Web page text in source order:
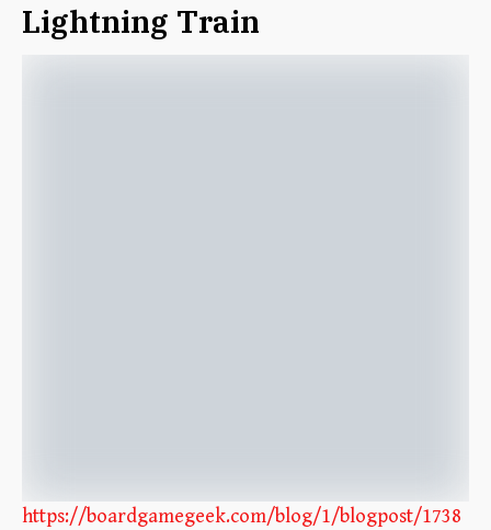
Lightning Train
https://boardgamegeek.com/blog/1/blogpost/1738